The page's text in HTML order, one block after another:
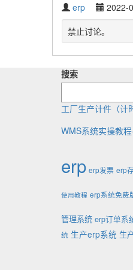
g
g
e
i
t
:
W
r
i
t
t
e
n
y
erp
P
u
l
i
d
2022-
禁止讨论。
搜索
工厂生产计件（计
WMS系统实操教
erp erp发票 erp
使用教程 erp系统免费
管理系统 erp订单系
统 生产erp系统 生